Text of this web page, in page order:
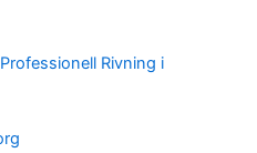
Rivning i